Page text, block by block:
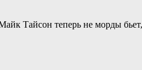
Тайсон теперь не морды